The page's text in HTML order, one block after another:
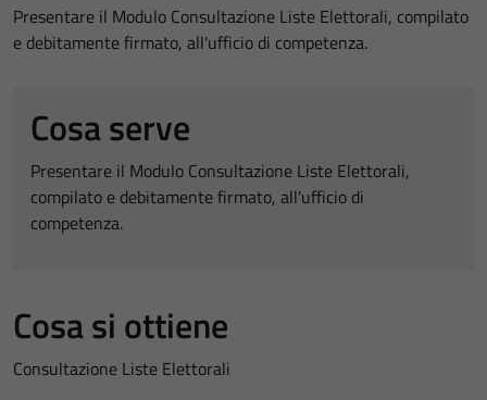
Presentare il Modulo Consultazione Liste Elettorali, compilato
e debitamente firmato, all'ufficio di competenza.
Cosa serve
Presentare il Modulo Consultazione Liste Elettorali,
compilato e debitamente firmato, all'ufficio di
competenza.
Cosa si ottiene
Consultazione Liste Elettorali